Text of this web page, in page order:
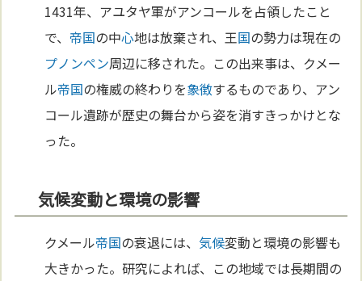
1431年、アユタヤ軍がアンコールを占領したこと
で、 帝国の中心地は放棄され、王国の勢力は現在の
プノンペン周辺に移された。この出来事は、クメー
ル帝国の権威の終わりを象徴するものであり、アン
コール遺跡が歴史の舞台から姿を消すきっかけとな
った。
気候変動と環境の影響
クメール帝国の衰退には、気候変動と環境の影響も
大きかった。研究によれば、この地域では長期間の